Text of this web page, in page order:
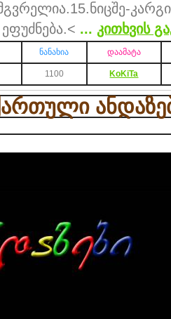
15.ნიცშე-
ეფუძნება.< ... კითხვის
ნანახია დაამატა
1100 KoKiTa